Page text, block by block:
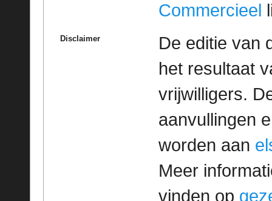
Commercieel
Disclaimer
De editie van
het resultaat
vrijwilligers.
aanvullingen
worden aan
Meer
vinden op